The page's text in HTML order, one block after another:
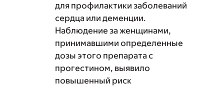
для профилактики заболеваний
сердца или деменции.
Наблюдение за женщинами,
принимавшими определенные
дозы этого препарата с
прогестином, выявило
повышенный риск